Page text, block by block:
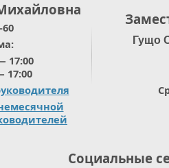
60
17:00
17:00
Гущо
Социальные